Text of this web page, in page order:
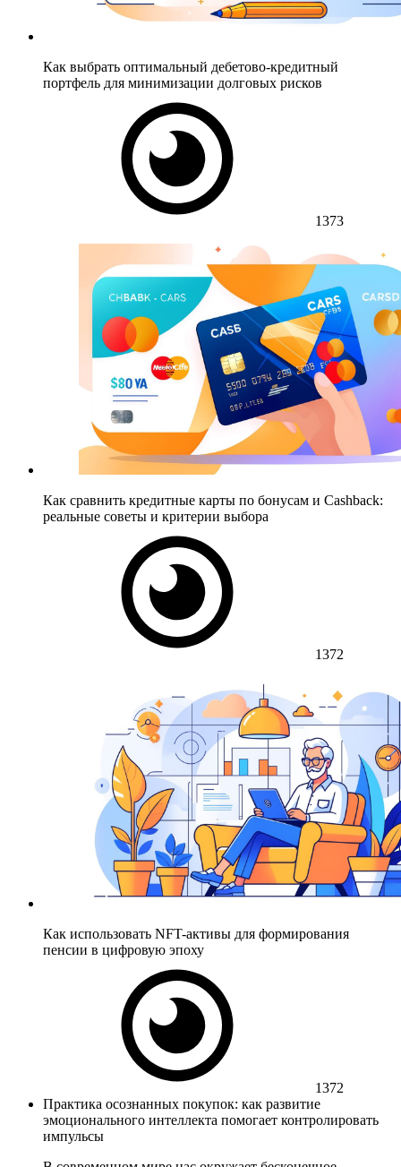
Как выбрать оптимальный дебетово-кредитный
портфель для минимизации долговых рисков
1373
Как сравнить кредитные карты по бонусам и Cashback:
реальные советы и критерии выбора
1372
Как использовать NFT-активы для формирования
пенсии в цифровую эпоху
1372
Практика осознанных покупок: как развитие
эмоционального интеллекта помогает контролировать
импульсы